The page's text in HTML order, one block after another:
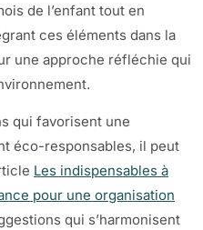
de l’enfant tout en
ces éléments dans la
une approche réfléchie qui
qui favorisent une
éco-responsables, il peut
Les indispensables à
pour une organisation
qui s’harmonisent